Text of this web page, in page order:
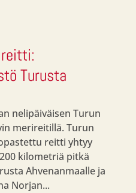
Turusta
nelipäiväisen Turun
merireitillä. Turun
reitti yhtyy
kilometriä pitkä
Ahvenanmaalle ja
Norjan...